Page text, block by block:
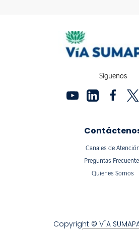
Síguenos
Canales de Atención
Preguntas
Quienes Somos
Copyright © VÍA